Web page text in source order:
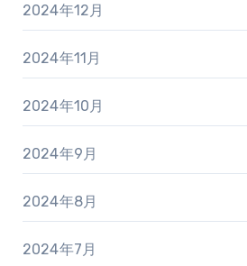
2024年12月
2024年11月
2024年10月
2024年9月
2024年8月
2024年7月